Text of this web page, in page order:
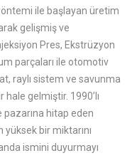
ile başlayan üretim
gelişmiş ve
Pres, Ekstrüzyon
parçaları ile otomotiv
raylı sistem ve savunma
gelmiştir. 1990’lı
pazarına hitap eden
bir miktarını
ismini duyurmayı